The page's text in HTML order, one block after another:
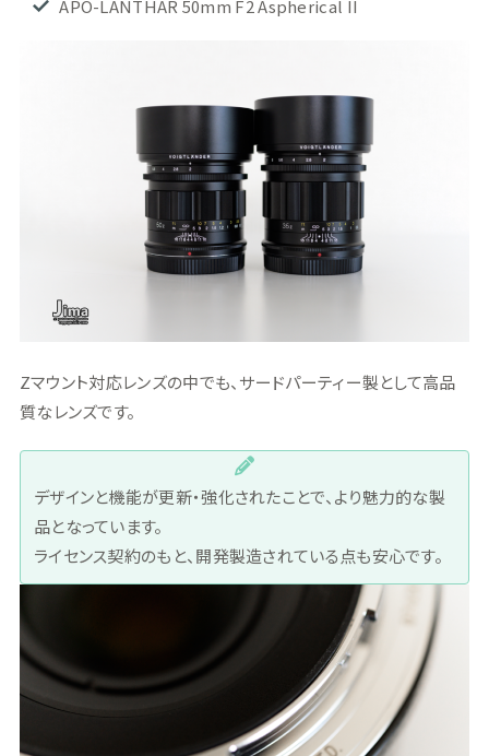
APO-LANTHAR 50mm F2 Aspherical II
Zマウント対応レンズの中でも、サードパーティー製として高品
質なレンズです。
デザインと機能が更新・強化されたことで、より魅力的な製
品となっています。
ライセンス契約のもと、開発製造されている点も安心です。